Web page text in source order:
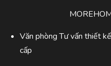
Văn phòng Tư vấn thiết
cấp